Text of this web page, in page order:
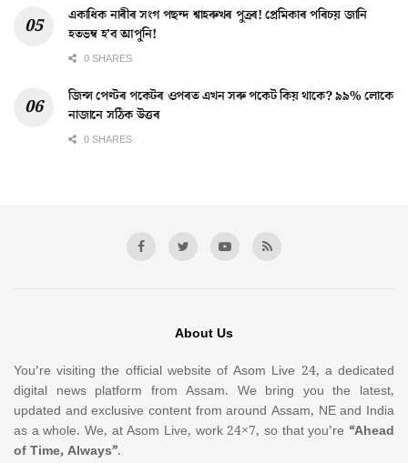
একাধিক নাৰীৰ সংগ পছন্দ শ্বাহৰুখৰ পুত্ৰৰ! প্ৰেমিকাৰ পৰিচয় জানি
হতভম্ব হ’ব আপুনি!
0 SHARES
জিন্স পেণ্টৰ পকেটৰ ওপৰত এখন সৰু পকেট কিয় থাকে? ৯৯% লোকে
নাজানে সঠিক উত্তৰ
0 SHARES
About Us
You’re visiting the official website of Asom Live 24, a dedicated
digital news platform from Assam. We bring you the latest,
updated and exclusive content from around Assam, NE and India
as a whole. We, at Asom Live, work 24×7, so that you’re “Ahead
of Time, Always”.